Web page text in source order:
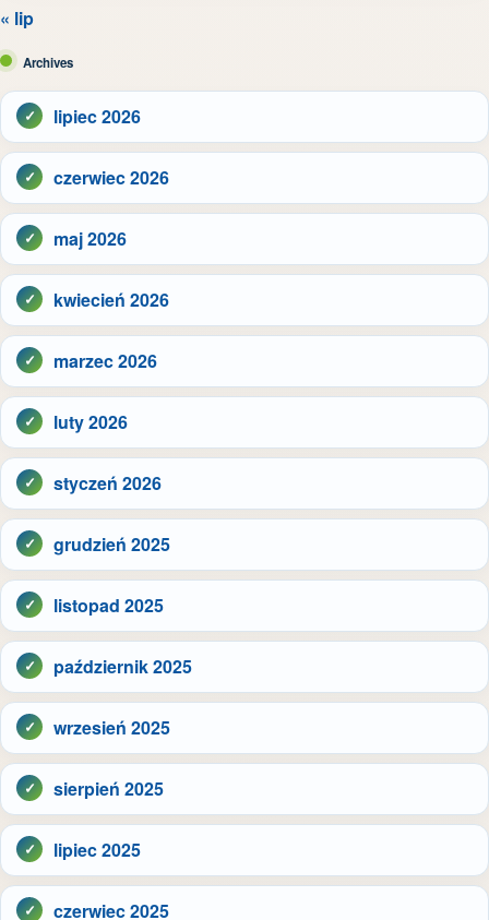
« lip
Archives
lipiec 2026
czerwiec 2026
maj 2026
kwiecień 2026
marzec 2026
luty 2026
styczeń 2026
grudzień 2025
listopad 2025
październik 2025
wrzesień 2025
sierpień 2025
lipiec 2025
czerwiec 2025